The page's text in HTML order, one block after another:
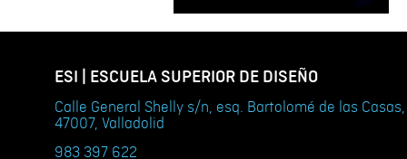
ESI | ESCUELA SUPERIOR DE DISEÑO
Calle General Shelly s/n, esq. Bartolomé de las Casas,
47007, Valladolid
983 397 622